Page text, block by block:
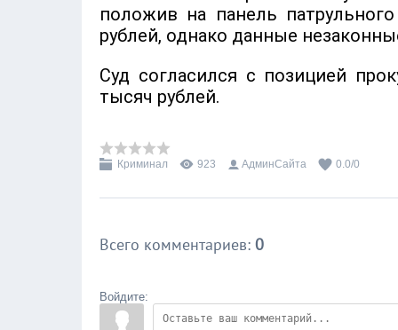
положив на панель
рублей, однако данные
Суд согласился с позицией
тысяч рублей.
Криминал 923 АдминСайта 0.0/0
Всего комментариев: 0
Войдите: